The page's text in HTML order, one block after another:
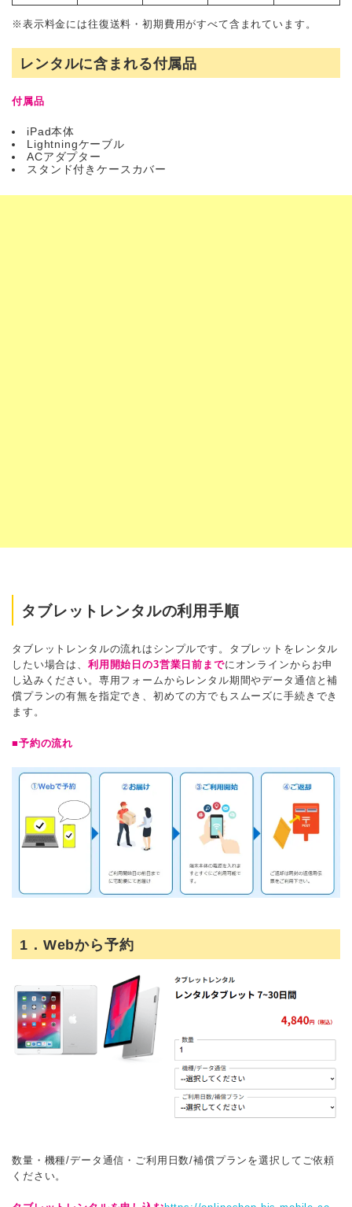
※表示料金には往復送料・初期費用がすべて含まれています。
レンタルに含まれる付属品
付属品
iPad本体
Lightningケーブル
ACアダプター
スタンド付きケースカバー
タブレットレンタルの利用手順
タブレットレンタルの流れはシンプルです。タブレットをレンタル
したい場合は、 利用開始日の3営業日前までにオンラインからお申
し込みください。専用フォームからレンタル期間やデータ通信と補
償プランの有無を指定でき、初めての方でもスムーズに手続きでき
ます。
■予約の流れ
1．Webから予約
数量・機種/データ通信・ご利用日数/補償プランを選択してご依頼
ください。